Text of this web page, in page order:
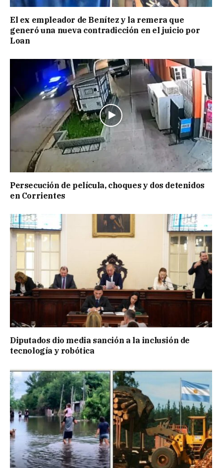
El ex empleador de Benítez y la remera que
generó una nueva contradicción en el juicio por
Loan
Persecución de película, choques y dos detenidos
en Corrientes
Diputados dio media sanción a la inclusión de
tecnología y robótica